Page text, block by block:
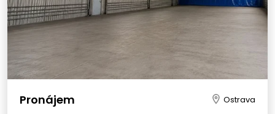
Pronájem Ostrava